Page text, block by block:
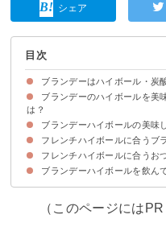
シェア
目次
ブランデーはハイボール・炭
ブランデーで作るハイボー
「フレンチハイボール」と
ブランデーのハイボールを美
は？
①ブランデーと炭酸水の割合
②ブランデーの種類・選び方
③フルーツをトッピングする
ブランデーハイボールの美味
材料
作り方・手順
フレンチハイボールに合うブ
①カミュ XO コニャック｜カ
②サントリーV.S.O.P｜サン
③ニッカ アップルワイン｜
フレンチハイボールに合うお
ブランデーハイボールを飲ん
（このページには